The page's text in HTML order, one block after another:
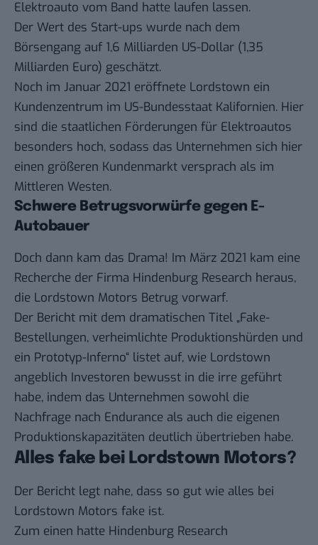
Elektroauto vom Band hatte laufen lassen.
Der Wert des Start-ups wurde nach dem
Börsengang auf 1,6 Milliarden US-Dollar (1,35
Milliarden Euro) geschätzt.
Noch im Januar 2021 eröffnete Lordstown ein
Kundenzentrum im US-Bundesstaat Kalifornien. Hier
sind die staatlichen Förderungen für Elektroautos
besonders hoch, sodass das Unternehmen sich hier
einen größeren Kundenmarkt versprach als im
Mittleren Westen.
Schwere Betrugsvorwürfe gegen E-
Autobauer
Doch dann kam das Drama! Im März 2021 kam eine
Recherche der Firma Hindenburg Research heraus,
die Lordstown Motors Betrug vorwarf.
Der Bericht mit dem dramatischen Titel „Fake-
Bestellungen, verheimlichte Produktionshürden und
ein Prototyp-Inferno“ listet auf, wie Lordstown
angeblich Investoren bewusst in die irre geführt
habe, indem das Unternehmen sowohl die
Nachfrage nach Endurance als auch die eigenen
Produktionskapazitäten deutlich übertrieben habe.
Alles fake bei Lordstown Motors?
Der Bericht legt nahe, dass so gut wie alles bei
Lordstown Motors fake ist.
Zum einen hatte Hindenburg Research